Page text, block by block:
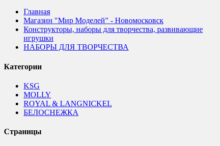
Главная
Магазин "Мир Моделей" - Новомосковск
Конструкторы, наборы для творчества, развивающие
игрушки
НАБОРЫ ДЛЯ ТВОРЧЕСТВА
Категории
KSG
MOLLY
ROYAL & LANGNICKEL
БЕЛОСНЕЖКА
Страницы